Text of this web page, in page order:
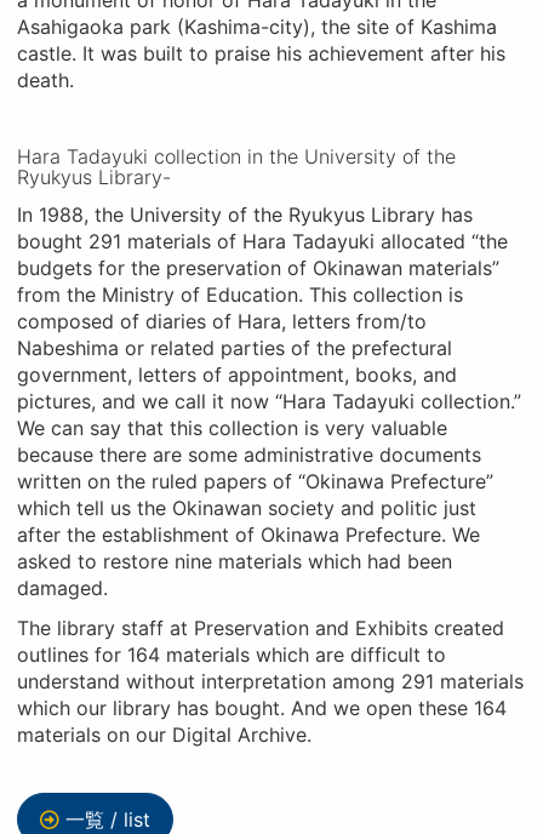
Asahigaoka park (Kashima-city), the site of Kashima
castle. It was built to praise his achievement after his
death.
Hara Tadayuki collection in the University of the
Ryukyus Library-
In 1988, the University of the Ryukyus Library has
bought 291 materials of Hara Tadayuki allocated “the
budgets for the preservation of Okinawan materials”
from the Ministry of Education. This collection is
composed of diaries of Hara, letters from/to
Nabeshima or related parties of the prefectural
government, letters of appointment, books, and
pictures, and we call it now “Hara Tadayuki collection.”
We can say that this collection is very valuable
because there are some administrative documents
written on the ruled papers of “Okinawa Prefecture”
which tell us the Okinawan society and politic just
after the establishment of Okinawa Prefecture. We
asked to restore nine materials which had been
damaged.
The library staff at Preservation and Exhibits created
outlines for 164 materials which are difficult to
understand without interpretation among 291 materials
which our library has bought. And we open these 164
materials on our Digital Archive.
一覧 / list